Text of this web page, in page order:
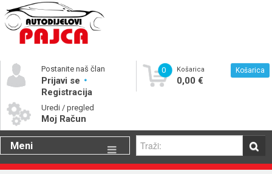
Postanite naš član
Prijavi se
Registracija
Uredi / pregled
Moj Račun
0 Košarica
0,00 €
Košarica
Meni
Gume